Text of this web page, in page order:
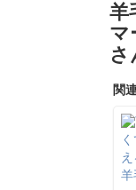
羊
マ
関